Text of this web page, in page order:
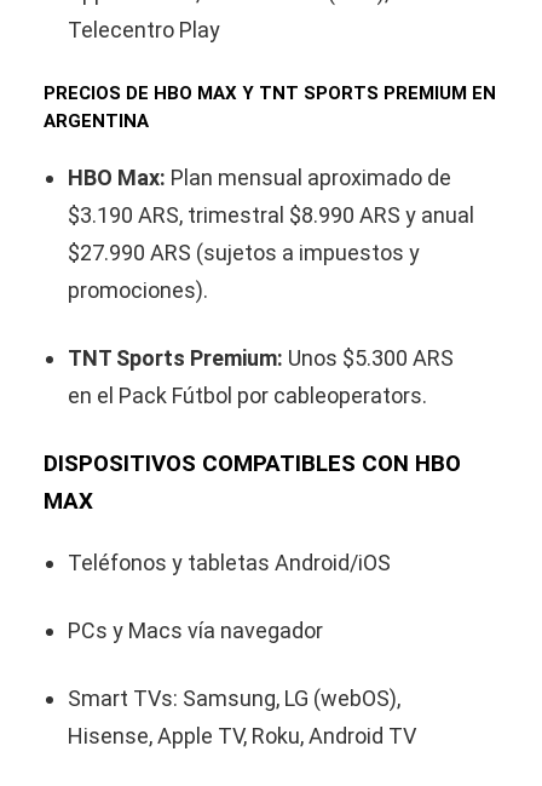
Telecentro Play
PRECIOS DE HBO MAX Y TNT SPORTS PREMIUM EN
ARGENTINA
HBO Max: Plan mensual aproximado de
$3.190 ARS, trimestral $8.990 ARS y anual
$27.990 ARS (sujetos a impuestos y
promociones).
TNT Sports Premium: Unos $5.300 ARS
en el Pack Fútbol por cableoperators.
DISPOSITIVOS COMPATIBLES CON HBO
MAX
Teléfonos y tabletas Android/iOS
PCs y Macs vía navegador
Smart TVs: Samsung, LG (webOS),
Hisense, Apple TV, Roku, Android TV